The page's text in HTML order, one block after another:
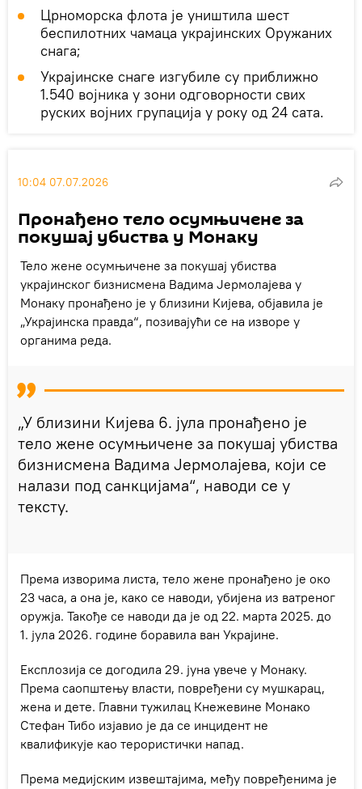
Црноморска флота је уништила шест
беспилотних чамаца украјинских Оружаних
снага;
Украјинске снаге изгубиле су приближно
1.540 војника у зони одговорности свих
руских војних групација у року од 24 сата.
10:04 07.07.2026
Пронађено тело осумњичене за
покушај убиства у Монаку
Тело жене осумњичене за покушај убиства
украјинског бизнисмена Вадима Јермолајева у
Монаку пронађено је у близини Кијева, објавила је
„Украјинска правда“, позивајући се на изворе у
органима реда.
„У близини Кијева 6. јула пронађено је
тело жене осумњичене за покушај убиства
бизнисмена Вадима Јермолајева, који се
налази под санкцијама“, наводи се у
тексту.
Према изворима листа, тело жене пронађено је око
23 часа, а она је, како се наводи, убијена из ватреног
оружја. Такође се наводи да је од 22. марта 2025. до
1. јула 2026. године боравила ван Украјине.
Експлозија се догодила 29. јуна увече у Монаку.
Према саопштењу власти, повређени су мушкарац,
жена и дете. Главни тужилац Кнежевине Монако
Стефан Тибо изјавио је да се инцидент не
квалификује као терористички напад.
Према медијским извештајима, међу повређенима је